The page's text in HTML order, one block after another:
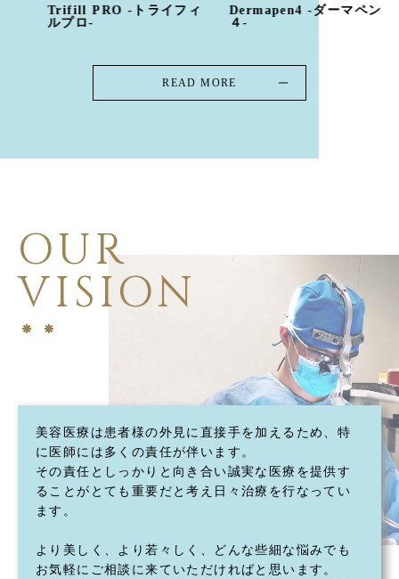
Trifill PRO -トライフィ
ルプロ-
Dermapen4 -ダーマペン
READ MORE
OUR
VISION
美容医療は患者様の外見に直接手を加えるため、特
に医師には多くの責任が伴います。
その責任としっかりと向き合い誠実な医療を提供す
ることがとても重要だと考え日々治療を行なってい
ます。
より美しく、より若々しく、どんな些細な悩みでも
お気軽にご相談に来ていただければと思います。